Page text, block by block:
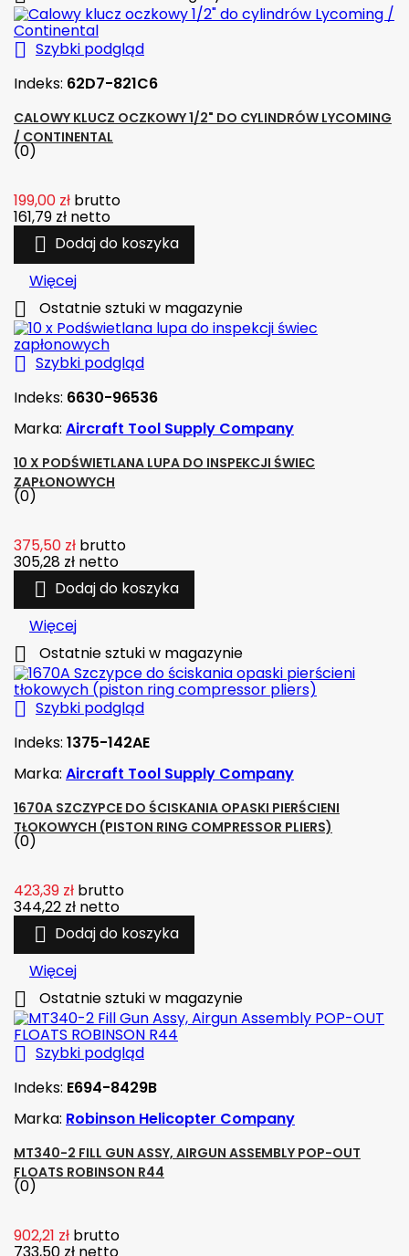
 Szybki podgląd
Indeks: 62D7-821C6
CALOWY KLUCZ OCZKOWY 1/2" DO CYLINDRÓW LYCOMING
/ CONTINENTAL
(0)
199,00 zł brutto
161,79 zł netto
 Dodaj do koszyka
Więcej
 Ostatnie sztuki w magazynie
 Szybki podgląd
Indeks: 6630-96536
Marka: Aircraft Tool Supply Company
10 X PODŚWIETLANA LUPA DO INSPEKCJI ŚWIEC
ZAPŁONOWYCH
(0)
375,50 zł brutto
305,28 zł netto
 Dodaj do koszyka
Więcej
 Ostatnie sztuki w magazynie
 Szybki podgląd
Indeks: 1375-142AE
Marka: Aircraft Tool Supply Company
1670A SZCZYPCE DO ŚCISKANIA OPASKI PIERŚCIENI
TŁOKOWYCH (PISTON RING COMPRESSOR PLIERS)
(0)
423,39 zł brutto
344,22 zł netto
 Dodaj do koszyka
Więcej
 Ostatnie sztuki w magazynie
 Szybki podgląd
Indeks: E694-8429B
Marka: Robinson Helicopter Company
MT340-2 FILL GUN ASSY, AIRGUN ASSEMBLY POP-OUT
FLOATS ROBINSON R44
(0)
902,21 zł brutto
733,50 zł netto